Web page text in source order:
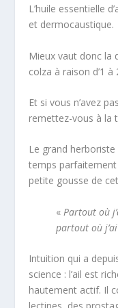
L’huile essentielle
et dermocaustique.
Mieux vaut donc la
colza à raison d’1
Et si vous n’avez
remettez-vous à la
Le grand
temps
petite gousse de
« Partout où
partout où
Intuition qui a
science : l’ail est
hautement actif. Il